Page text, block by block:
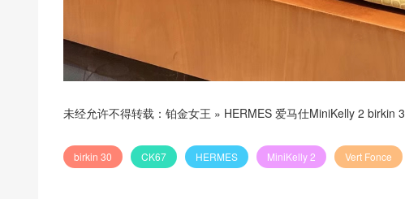
未经允许不得转载： 铂金女王 » HERMES 爱马仕MiniKelly 2 birkin
birkin 30 CK67 HERMES MiniKelly 2 Vert Fonce